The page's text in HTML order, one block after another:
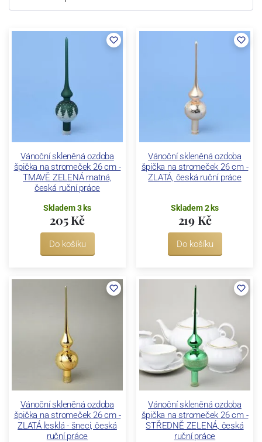
Vánoční skleněná ozdoba
špička na stromeček 26 cm -
TMAVĚ ZELENÁ matná,
česká ruční práce
Skladem 3 ks
205 Kč
Do košíku
Vánoční skleněná ozdoba
špička na stromeček 26 cm -
ZLATÁ, česká ruční práce
Skladem 2 ks
219 Kč
Do košíku
Vánoční skleněná ozdoba
špička na stromeček 26 cm -
ZLATÁ lesklá - šneci, česká
ruční práce
Vánoční skleněná ozdoba
špička na stromeček 26 cm -
STŘEDNĚ ZELENÁ, česká
ruční práce